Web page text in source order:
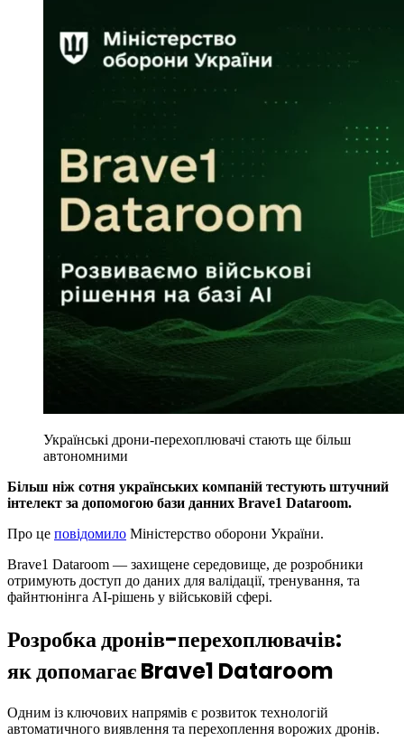
Українські дрони-перехоплювачі стають ще більш
автономними
Більш ніж сотня українських компаній тестують штучний
інтелект за допомогою бази данних Brave1 Dataroom.
Про це повідомило Міністерство оборони України.
Brave1 Dataroom — захищене середовище, де розробники
отримують доступ до даних для валідації, тренування, та
файнтюнінга AI-рішень у військовій сфері.
Розробка дронів-перехоплювачів:
як допомагає Brave1 Dataroom
Одним із ключових напрямів є розвиток технологій
автоматичного виявлення та перехоплення ворожих дронів.